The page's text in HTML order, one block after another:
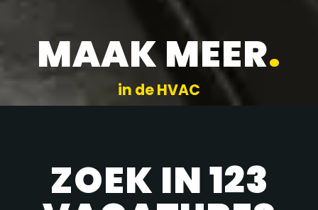
MAAK MEER.
in de HVAC
ZOEK IN 123